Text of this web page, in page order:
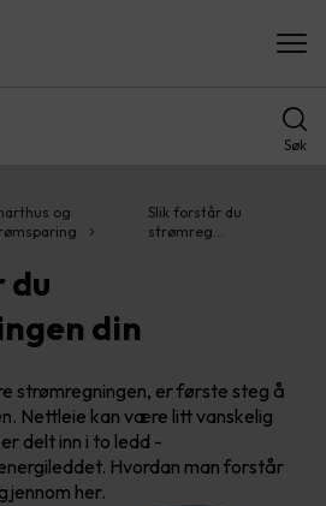
Søk
og
Slik forstår du
strømreg…
du
din
strømregningen, er første steg å
Nettleie kan være litt vanskelig
delt inn i to ledd -
Hvordan man forstår
her.